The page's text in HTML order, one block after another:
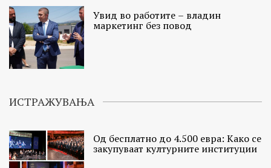
Увид во работите – владин
маркетинг без повод
ИСТРАЖУВАЊА
Од бесплатно до 4.500 евра: Како се
закупуваат културните институции